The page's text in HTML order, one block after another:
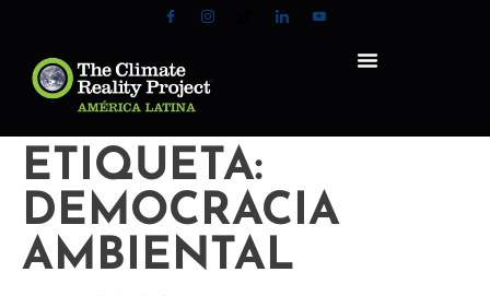
ETIQUETA:
DEMOCRACIA
AMBIENTAL